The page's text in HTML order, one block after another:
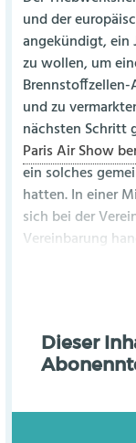
und der
angekündigt, ein
zu wollen, um
und zu
nächsten Schritt
Paris Air Show
ein solches
hatten. In einer
sich bei der
Vereinbarung
Dieser